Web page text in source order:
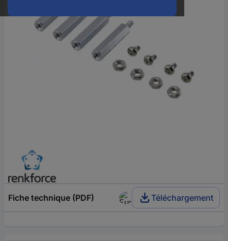
Fiche technique (PDF) Téléchargement